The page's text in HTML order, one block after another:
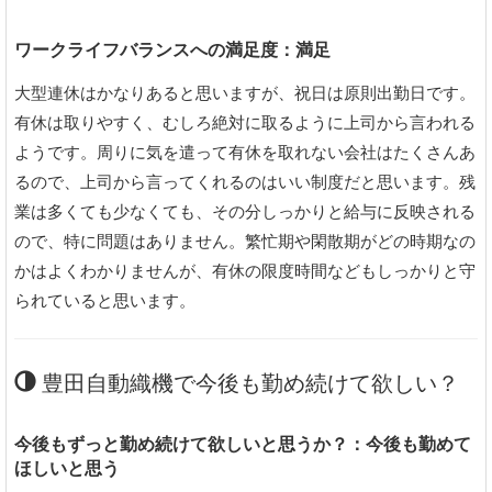
ワークライフバランスへの満足度：満足
大型連休はかなりあると思いますが、祝日は原則出勤日です。
有休は取りやすく、むしろ絶対に取るように上司から言われる
ようです。周りに気を遣って有休を取れない会社はたくさんあ
るので、上司から言ってくれるのはいい制度だと思います。残
業は多くても少なくても、その分しっかりと給与に反映される
ので、特に問題はありません。繁忙期や閑散期がどの時期なの
かはよくわかりませんが、有休の限度時間などもしっかりと守
られていると思います。
豊田自動織機で今後も勤め続けて欲しい？
今後もずっと勤め続けて欲しいと思うか？：今後も勤めて
ほしいと思う